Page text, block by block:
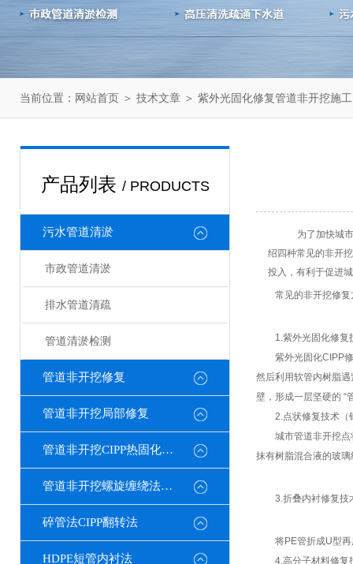
当前位置： 网站首页 ＞ 技术文章 ＞ 紫外光固化修复管道非开挖施
产品列表 / PRODUCTS
污水管道清淤
市政管道清淤
排水管道清疏
管道清淤检测
管道非开挖修复
管道非开挖局部修复
管道非开挖CIPP热固化修复
管道非开挖螺旋缠绕法修复
碎管法CIPP翻转法
HDPE短管内衬法
为了加快城
绍四种常见的非开
投入，有利于促进
常见的非开挖修复
1.紫外光固化修复
紫外光固化CIPP修
然后利用软管内树脂
壁，形成一层坚硬的 “
2.点状修复技术（
城市管道非开挖点状
抹有树脂混合液的玻
3.折叠内衬修复技
将PE管折成U型再
4.高分子材料修复